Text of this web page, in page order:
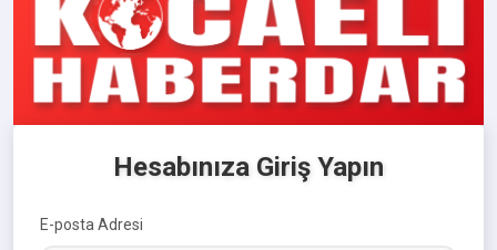
Hesabınıza Giriş Yapın
E-posta Adresi